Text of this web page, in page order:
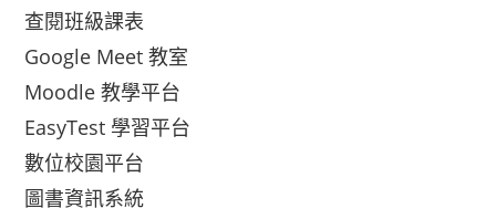
查閱班級課表
Google Meet 教室
Moodle 教學平台
EasyTest 學習平台
數位校園平台
圖書資訊系統